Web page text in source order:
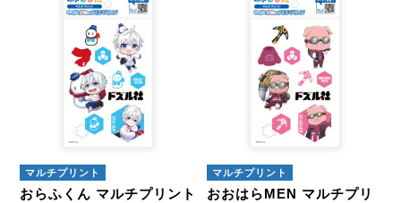
マルチプリント
おらふくん マルチプリント
マルチプリント
おおはらMEN マルチプリ